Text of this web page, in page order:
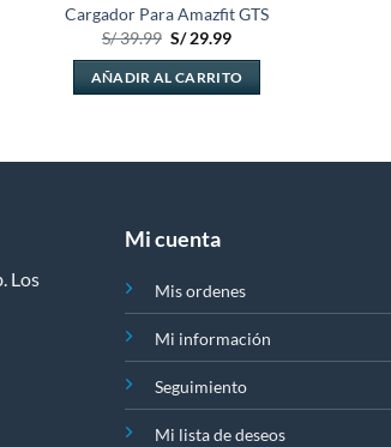
Cargador Para Amazfit GTS
S/39.99 El
original
era:
S/29.99El
actual
es:
AÑADIR AL CARRITO
Los
Mi cuenta
Mis ordenes
Mi información
Seguimiento
Mi lista de deseos